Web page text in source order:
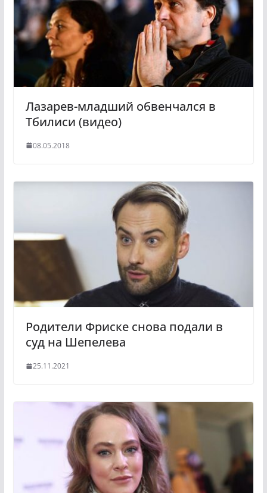
s
n
k
i
Лазарев-младший обвенчался в
Тбилиси (видео)
08.05.2018
Родители Фриске снова подали в
суд на Шепелева
25.11.2021